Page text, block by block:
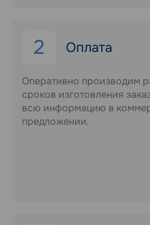
2 Оплата
Оперативно производим
сроков изготовления
всю информацию в
предложении.